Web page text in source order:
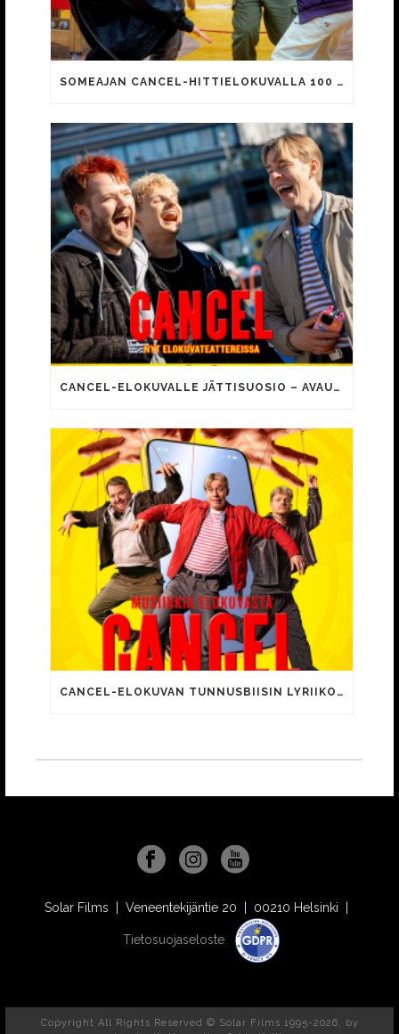
SOMEAJAN CANCEL-HITTIELOKUVALLA 100 000 KATSOJAA!
CANCEL-ELOKUVALLE JÄTTISUOSIO – AVAUSPÄIVÄNÄ JO 15 492 KATSOJAA!
CANCEL-ELOKUVAN TUNNUSBIISIN LYRIIKOISSA TUTTUJA MEEMIHOKEMIA YOUTUBE-VIDEOILTA!
Solar Films | Veneentekijäntie 20 | 00210 Helsinki |
Tietosuojaseloste
Copyright All Rights Reserved © Solar Films 1995-2026, by